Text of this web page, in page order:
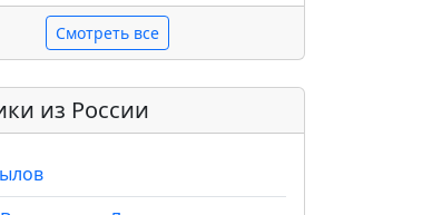
Смотреть все
из России